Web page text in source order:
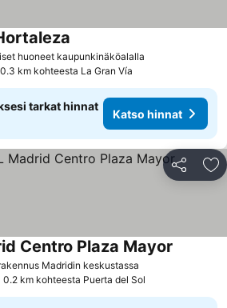
huoneet kaupunkinäköalalla
0.3 km kohteesta La Gran Vía
tarkat hinnat
Katso hinnat
Jaa
Madridin keskustassa
Centro Plaza Mayor
0.2 km kohteesta Puerta del Sol